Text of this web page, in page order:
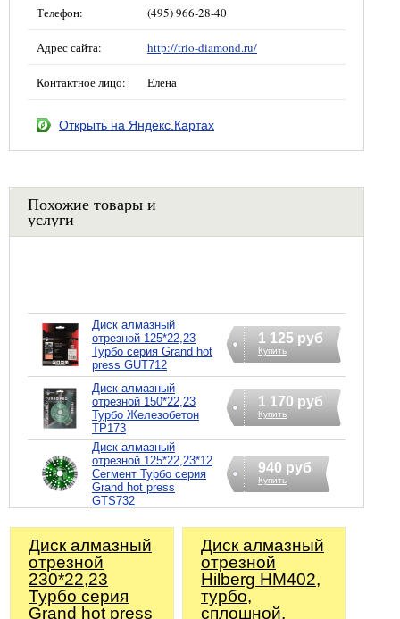
Телефон: (495) 966-28-40
Адрес сайта: http://trio-diamond.ru/
Контактное лицо: Елена
Открыть на Яндекс.Картах
Похожие товары и
услуги
Диск алмазный
отрезной 125*22,23
Турбо серия Grand hot
press GUT712
1 125 руб
Купить
Диск алмазный
отрезной 150*22,23
Турбо Железобетон
TP173
1 170 руб
Купить
Диск алмазный
отрезной 125*22,23*12
Сегмент Турбо серия
Grand hot press
GTS732
940 руб
Купить
Диск алмазный
отрезной
230*22,23
Турбо серия
Grand hot press
Диск алмазный
отрезной
Hilberg HM402,
турбо,
сплошной,